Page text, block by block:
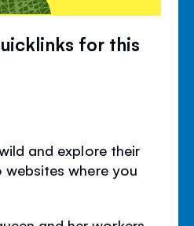
for this
and explore their
where you